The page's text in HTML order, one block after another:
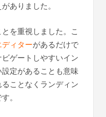
ありました。
を重視しました。こ
ィターがあるだけで
ゲートしやすいイン
定があることも意味
ことなくランディン
。